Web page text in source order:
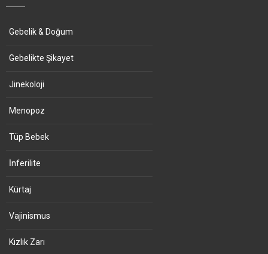
Gebelik & Doğum
Gebelikte Şikayet
Jinekoloji
Menopoz
Tüp Bebek
İnferilite
Kürtaj
Vajinismus
Kızlık Zarı